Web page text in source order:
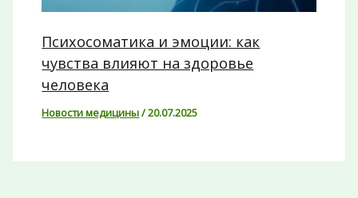
Психосоматика и эмоции: как
чувства влияют на здоровье
человека
Новости медицины/20.07.2025